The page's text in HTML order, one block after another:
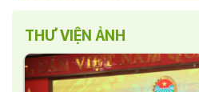
THƯ VIỆN ẢNH